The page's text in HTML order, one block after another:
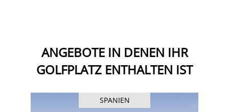
ANGEBOTE IN DENEN IHR
GOLFPLATZ ENTHALTEN IST
SPANIEN